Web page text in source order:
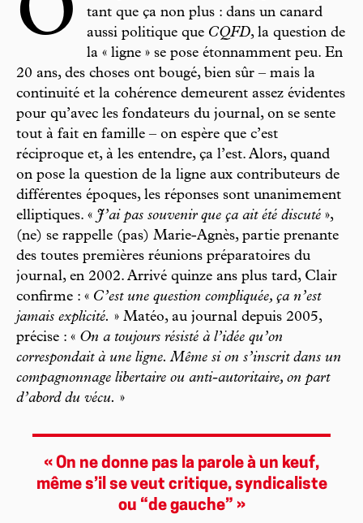
O
tant que ça non plus : dans un canard
aussi politique que CQFD, la question de
la « ligne » se pose étonnamment peu. En
20 ans, des choses ont bougé, bien sûr – mais la
continuité et la cohérence demeurent assez évidentes
pour qu’avec les fondateurs du journal, on se sente
tout à fait en famille – on espère que c’est
réciproque et, à les entendre, ça l’est. Alors, quand
on pose la question de la ligne aux contributeurs de
différentes époques, les réponses sont unanimement
elliptiques. « J’ai pas souvenir que ça ait été discuté »,
(ne) se rappelle (pas) Marie-Agnès, partie prenante
des toutes premières réunions préparatoires du
journal, en 2002. Arrivé quinze ans plus tard, Clair
confirme : « C’est une question compliquée, ça n’est
jamais explicité. » Matéo, au journal depuis 2005,
précise : « On a toujours résisté à l’idée qu’on
correspondait à une ligne. Même si on s’inscrit dans un
compagnonnage libertaire ou anti-autoritaire, on part
d’abord du vécu. »
« On ne donne pas la parole à un keuf,
même s’il se veut critique, syndicaliste
ou “de gauche” »